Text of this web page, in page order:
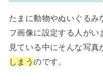
たまに動物やぬいぐるみ
フ画像に設定する人がい
見ている中にそんな写真
しまうのです。